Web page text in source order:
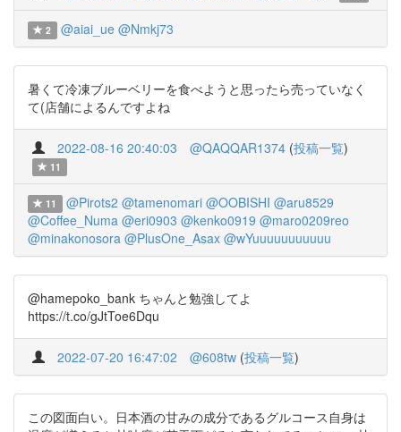
2 @aiai_ue @Nmkj73
暑くて冷凍ブルーベリーを食べようと思ったら売っていなく
て(店舗によるんですよね
2022-08-16 20:40:03 @QAQQAR1374 (投稿一覧)
11
11 @Pirots2 @tamenomari @OOBISHI @aru8529
@Coffee_Numa @eri0903 @kenko0919 @maro0209reo
@minakonosora @PlusOne_Asax @wYuuuuuuuuuuu
@hamepoko_bank ちゃんと勉強してよ
https://t.co/gJtToe6Dqu
2022-07-20 16:47:02 @608tw (投稿一覧)
この図面白い。日本酒の甘みの成分であるグルコース自身は